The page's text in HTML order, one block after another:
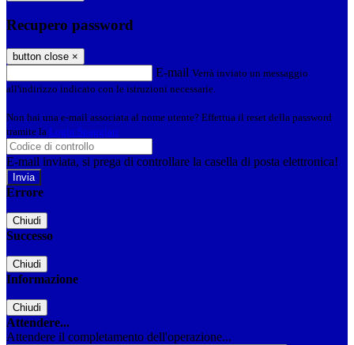
Recupero password
button close ×
E-mail Verrà inviato un messaggio
all'indirizzo indicato con le istruzioni necessarie.
Non hai una e-mail associata al nome utente? Effettua il reset della password
tramite la Login Spaggiari
E-mail inviata, si prega di controllare la casella di posta elettronica!
Errore
Chiudi
Successo
Chiudi
Informazione
Chiudi
Attendere...
Attendere il completamento dell'operazione...